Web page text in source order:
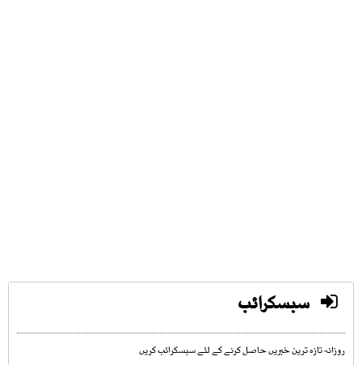
سبسکرائب
روزانہ تازہ ترین خبریں حاصل کرنے کے لئے سبسکرائب کریں